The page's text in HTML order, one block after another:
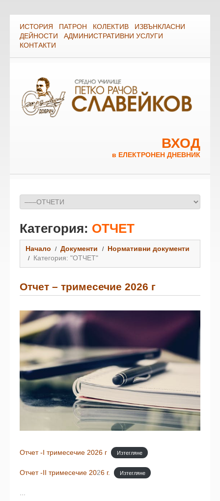
ИСТОРИЯ ПАТРОН КОЛЕКТИВ
ИЗВЪНКЛАСНИ
ДЕЙНОСТИ
АДМИНИСТРАТИВНИ УСЛУГИ
КОНТАКТИ
ВХОД
в ЕЛЕКТРОНЕН ДНЕВНИК
Категория: ОТЧЕТ
Начало Документи
Нормативни документи
Категория: "ОТЧЕТ"
Отчет – тримесечие 2026 г
Отчет -I тримесечие 2026 г Изтегляне
Отчет -II тримесечие 2026 г. Изтегляне